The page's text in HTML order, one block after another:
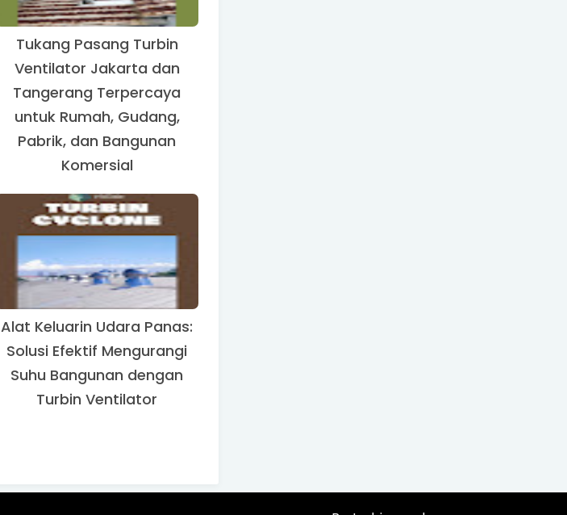
Tukang Pasang Turbin
Ventilator Jakarta dan
Tangerang Terpercaya
untuk Rumah, Gudang,
Pabrik, dan Bangunan
Komersial
Alat Keluarin Udara Panas:
Solusi Efektif Mengurangi
Suhu Bangunan dengan
Turbin Ventilator